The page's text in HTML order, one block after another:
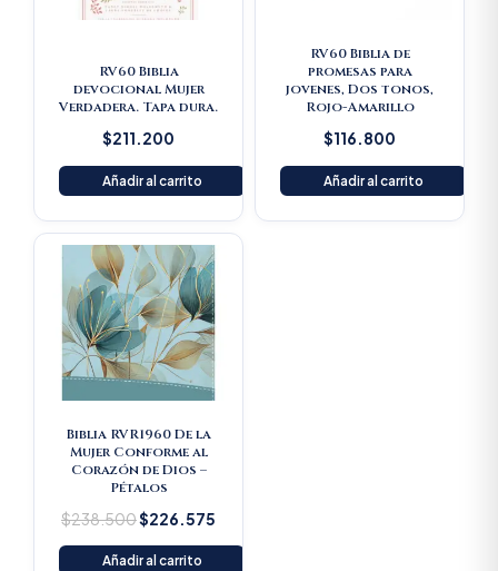
RV60 Biblia
devocional Mujer
Verdadera. Tapa dura.
$211.200
Añadir al carrito
RV60 Biblia de
promesas para
jovenes, Dos tonos,
Rojo-Amarillo
$116.800
Añadir al carrito
Biblia RVR1960 De la
Mujer Conforme al
Corazón de Dios –
Pétalos
$238.500
Original
price
was:
$238.500.
$226.575
Current
Añadir al carrito